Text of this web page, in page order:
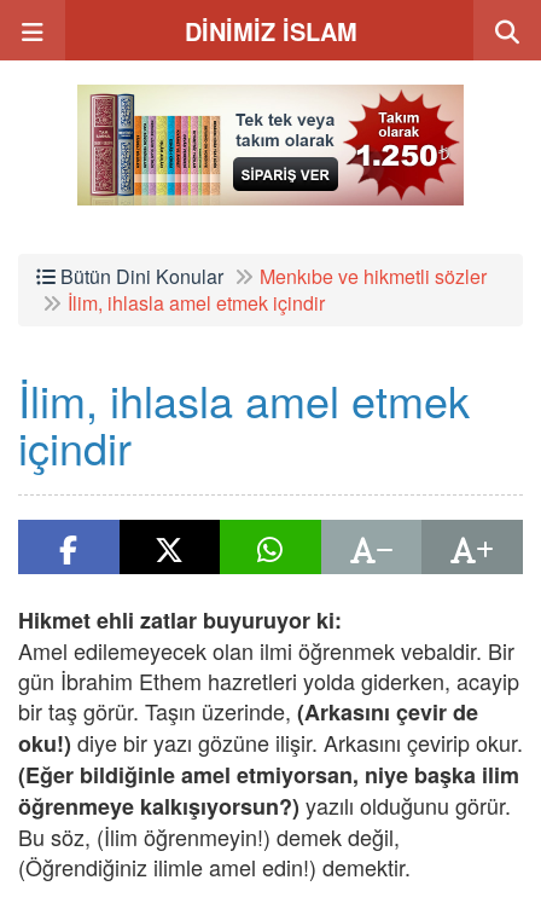
DİNİMİZ İSLAM
Bütün Dini Konular
Menkıbe ve hikmetli sözler
İlim, ihlasla amel etmek içindir
İlim, ihlasla amel etmek
içindir
Hikmet ehli zatlar buyuruyor ki:
Amel edilemeyecek olan ilmi öğrenmek vebaldir. Bir
gün İbrahim Ethem hazretleri yolda giderken, acayip
bir taş görür. Taşın üzerinde, (Arkasını çevir de
oku!) diye bir yazı gözüne ilişir. Arkasını çevirip okur.
(Eğer bildiğinle amel etmiyorsan, niye başka ilim
öğrenmeye kalkışıyorsun?) yazılı olduğunu görür.
Bu söz, (İlim öğrenmeyin!) demek değil,
(Öğrendiğiniz ilimle amel edin!) demektir.